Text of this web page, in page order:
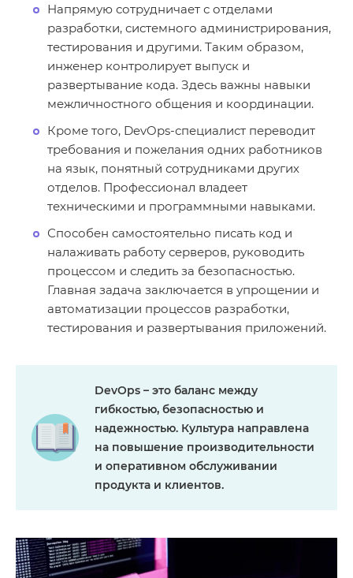
Напрямую сотрудничает с отделами
разработки, системного администрирования,
тестирования и другими. Таким образом,
инженер контролирует выпуск и
развертывание кода. Здесь важны навыки
межличностного общения и координации.
Кроме того, DevOps-специалист переводит
требования и пожелания одних работников
на язык, понятный сотрудниками других
отделов. Профессионал владеет
техническими и программными навыками.
Способен самостоятельно писать код и
налаживать работу серверов, руководить
процессом и следить за безопасностью.
Главная задача заключается в упрощении и
автоматизации процессов разработки,
тестирования и развертывания приложений.
DevOps – это баланс между
гибкостью, безопасностью и
надежностью. Культура направлена
на повышение производительности
и оперативном обслуживании
продукта и клиентов.